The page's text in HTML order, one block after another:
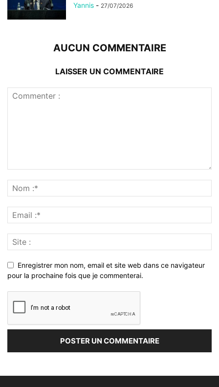
Yannis - 27/07/2026
AUCUN COMMENTAIRE
LAISSER UN COMMENTAIRE
Enregistrer mon nom, email et site web dans ce navigateur
pour la prochaine fois que je commenterai.